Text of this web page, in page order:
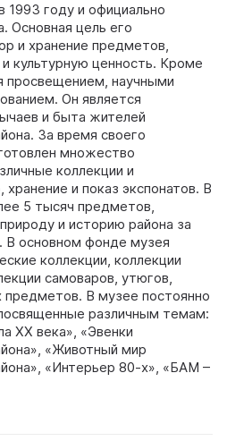
1993 году и официально
Основная цель его
и хранение предметов,
культурную ценность. Кроме
просвещением, научными
Он является
и быта жителей
За время своего
множество
коллекции и
хранение и показ экспонатов. В
5 тысяч предметов,
и историю района за
В основном фонде музея
коллекции, коллекции
самоваров, утюгов,
предметов. В музее постоянно
различным темам:
XX века», «Эвенки
«Животный мир
«Интерьер 80-х», «БАМ –